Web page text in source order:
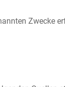
Zwecke